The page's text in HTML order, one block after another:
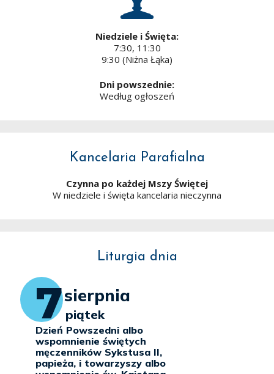
Niedziele i Święta:
7:30, 11:30
9:30 (Niżna Łąka)
Dni powszednie:
Według ogłoszeń
Kancelaria Parafialna
Czynna po każdej Mszy Świętej
W niedziele i święta kancelaria nieczynna
Liturgia dnia